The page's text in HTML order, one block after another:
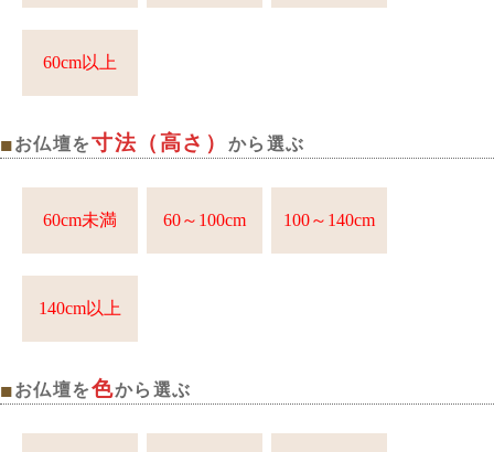
60cm以上
■お仏壇を寸法（高さ） から選ぶ
60cm未満 60～100cm 100～140cm
140cm以上
■お仏壇を色から選ぶ